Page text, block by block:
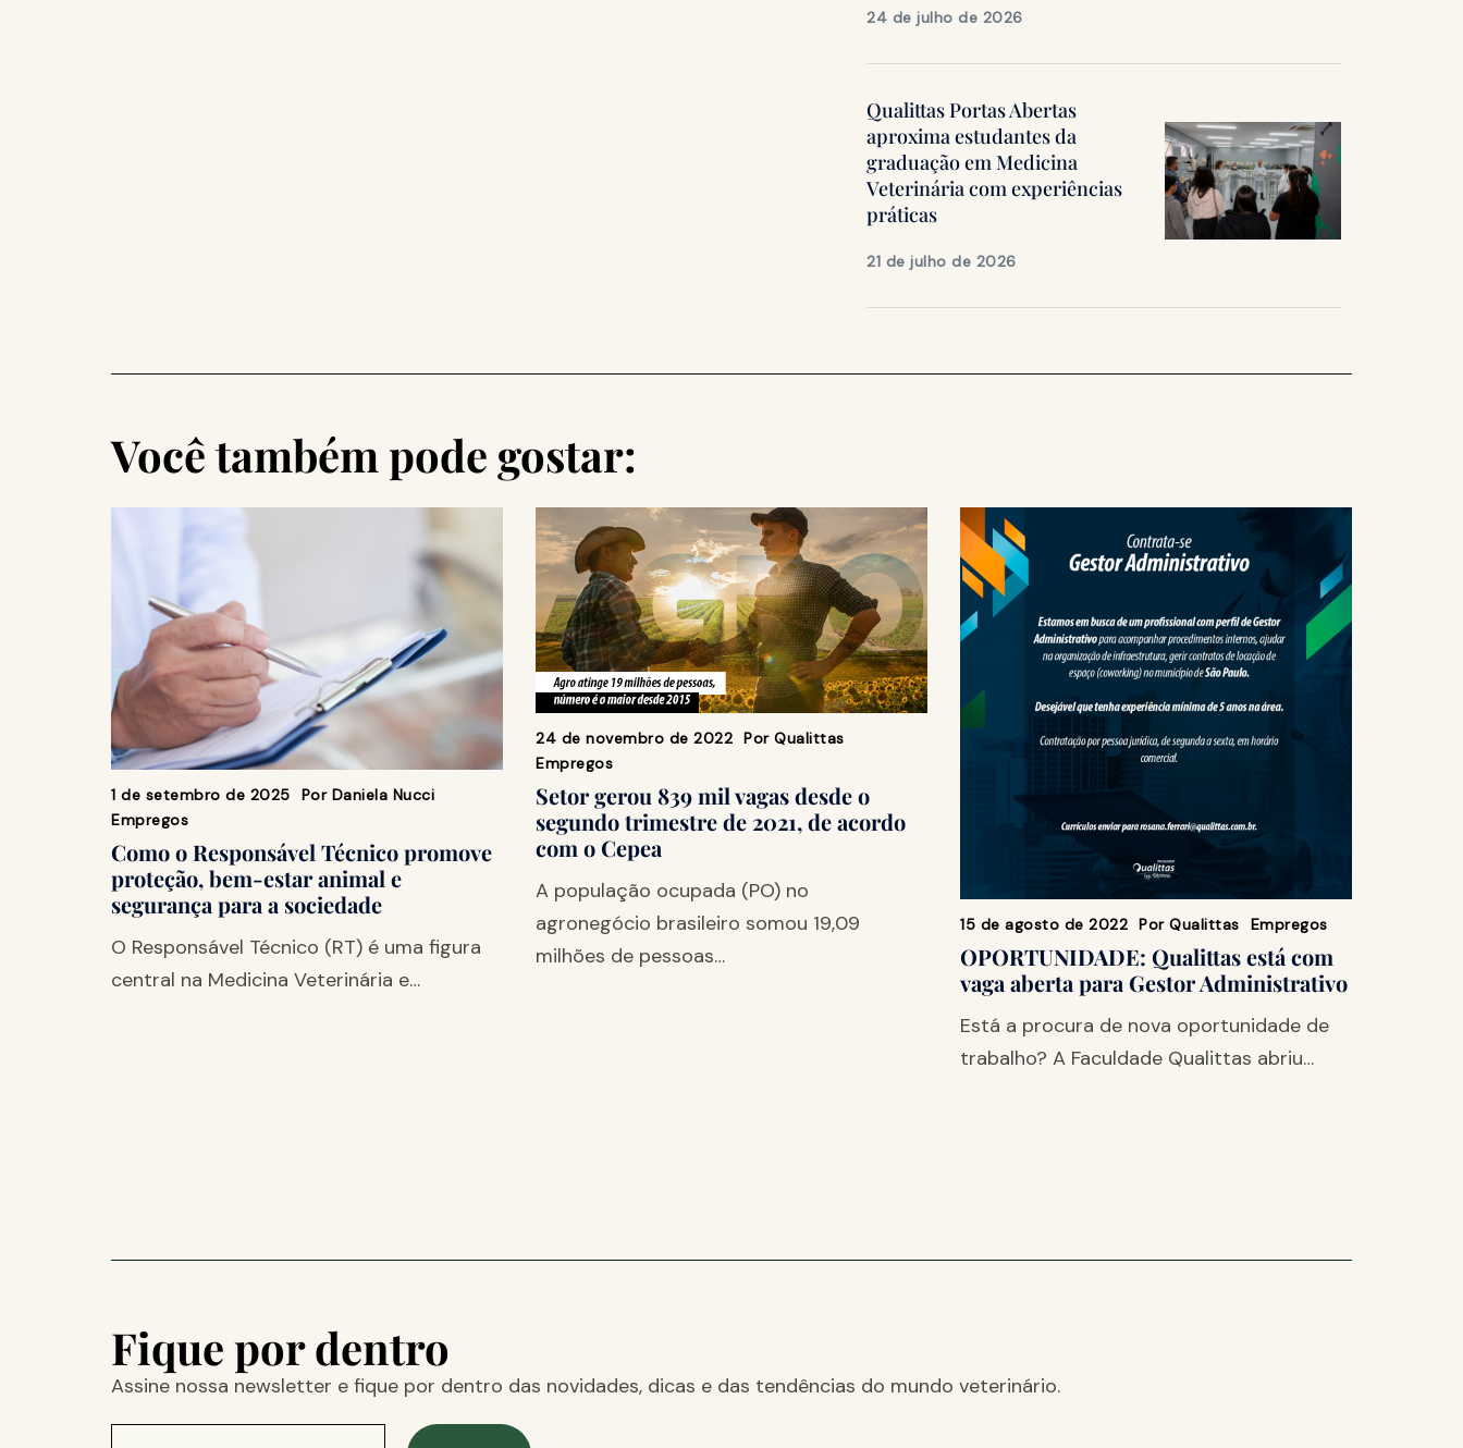
24 de julho de 2026
Qualittas Portas Abertas
aproxima estudantes da
graduação em Medicina
Veterinária com experiências
práticas
21 de julho de 2026
Você também pode gostar:
1 de setembro de 2025 Por Daniela Nucci
Empregos
Como o Responsável Técnico promove
proteção, bem-estar animal e
segurança para a sociedade
O Responsável Técnico (RT) é uma figura
central na Medicina Veterinária e…
24 de novembro de 2022 Por Qualittas
Empregos
Setor gerou 839 mil vagas desde o
segundo trimestre de 2021, de acordo
com o Cepea
A população ocupada (PO) no
agronegócio brasileiro somou 19,09
milhões de pessoas…
15 de agosto de 2022 Por Qualittas Empregos
OPORTUNIDADE: Qualittas está com
vaga aberta para Gestor Administrativo
Está a procura de nova oportunidade de
trabalho? A Faculdade Qualittas abriu…
Fique por dentro
Assine nossa newsletter e fique por dentro das novidades, dicas e das tendências do mundo veterinário.